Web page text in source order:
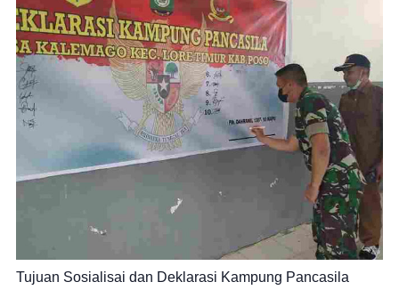
Tujuan Sosialisai dan Deklarasi Kampung Pancasila